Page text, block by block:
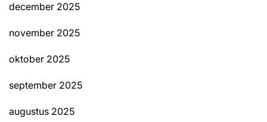
december 2025
november 2025
oktober 2025
september 2025
augustus 2025